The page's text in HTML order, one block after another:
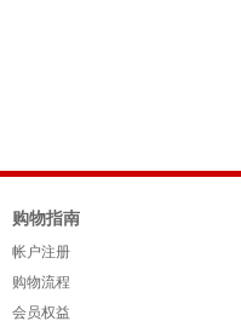
购物指南
帐户注册
购物流程
会员权益